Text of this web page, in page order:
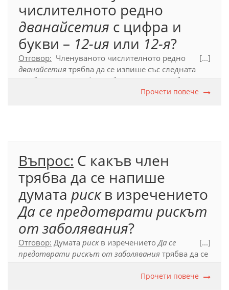
числителното редно
дванайсетия с цифра и
букви – 12-ия или 12-я?
Отговор: Членуваното числителното редно
дванайсетия трябва да се изпише със следната
комбинация от цифри и букви:
. Арабската
цифра отбелязва думата до звукат–дванайсет
[...]
Прочети повече
Въпрос: С какъв член
трябва да се напише
думата рискв изречението
Да се предотврати рискът
от заболявания?
Отговор: Думата рискв изречениетоДа се
предотврати рискът от заболявания трябва да се
е възможна замяната на словосъчетанието, в
[...]
Прочети повече